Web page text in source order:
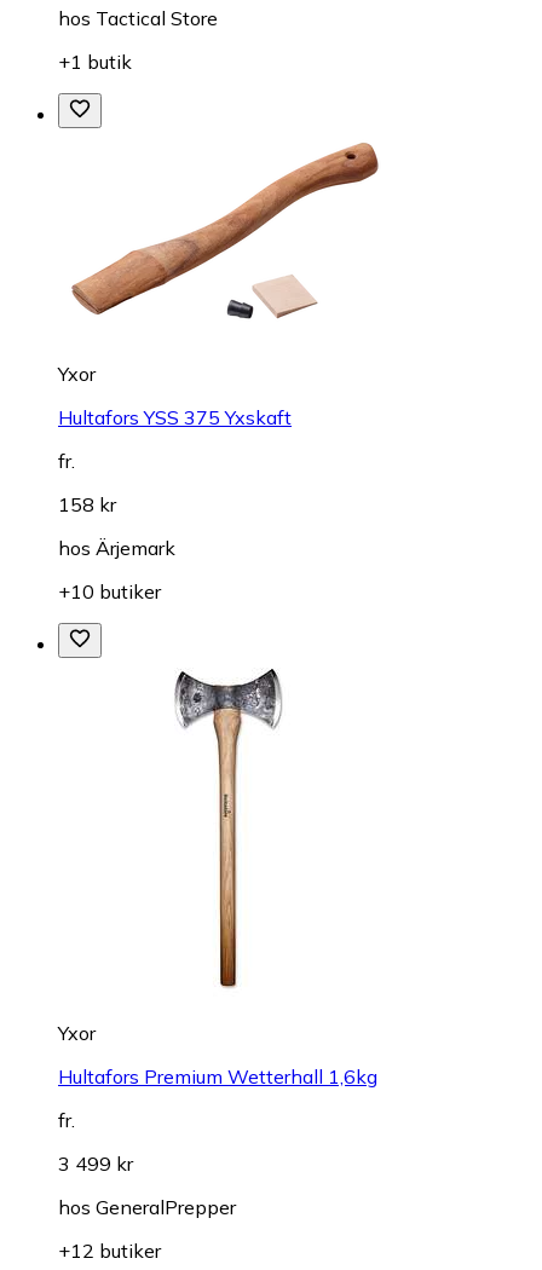
hos Tactical Store
+1 butik
Yxor
Hultafors YSS 375 Yxskaft
fr.
158 kr
hos Ärjemark
+10 butiker
Yxor
Hultafors Premium Wetterhall 1,6kg
fr.
3 499 kr
hos GeneralPrepper
+12 butiker